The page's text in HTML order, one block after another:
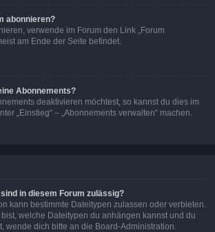
abonnieren?
verwende im Forum den Link „Forum
am Ende der Seite befindet.
Abonnements?
deaktivieren möchtest, so kannst du dies im
„Einstieg“ – „Abonnements verwalten“ machen.
in diesem Forum zulässig?
kann bestimmte Dateitypen zulassen oder verbieten.
welche Dateitypen du anhängen kannst und du
wende dich bitte an die Board-Administration.